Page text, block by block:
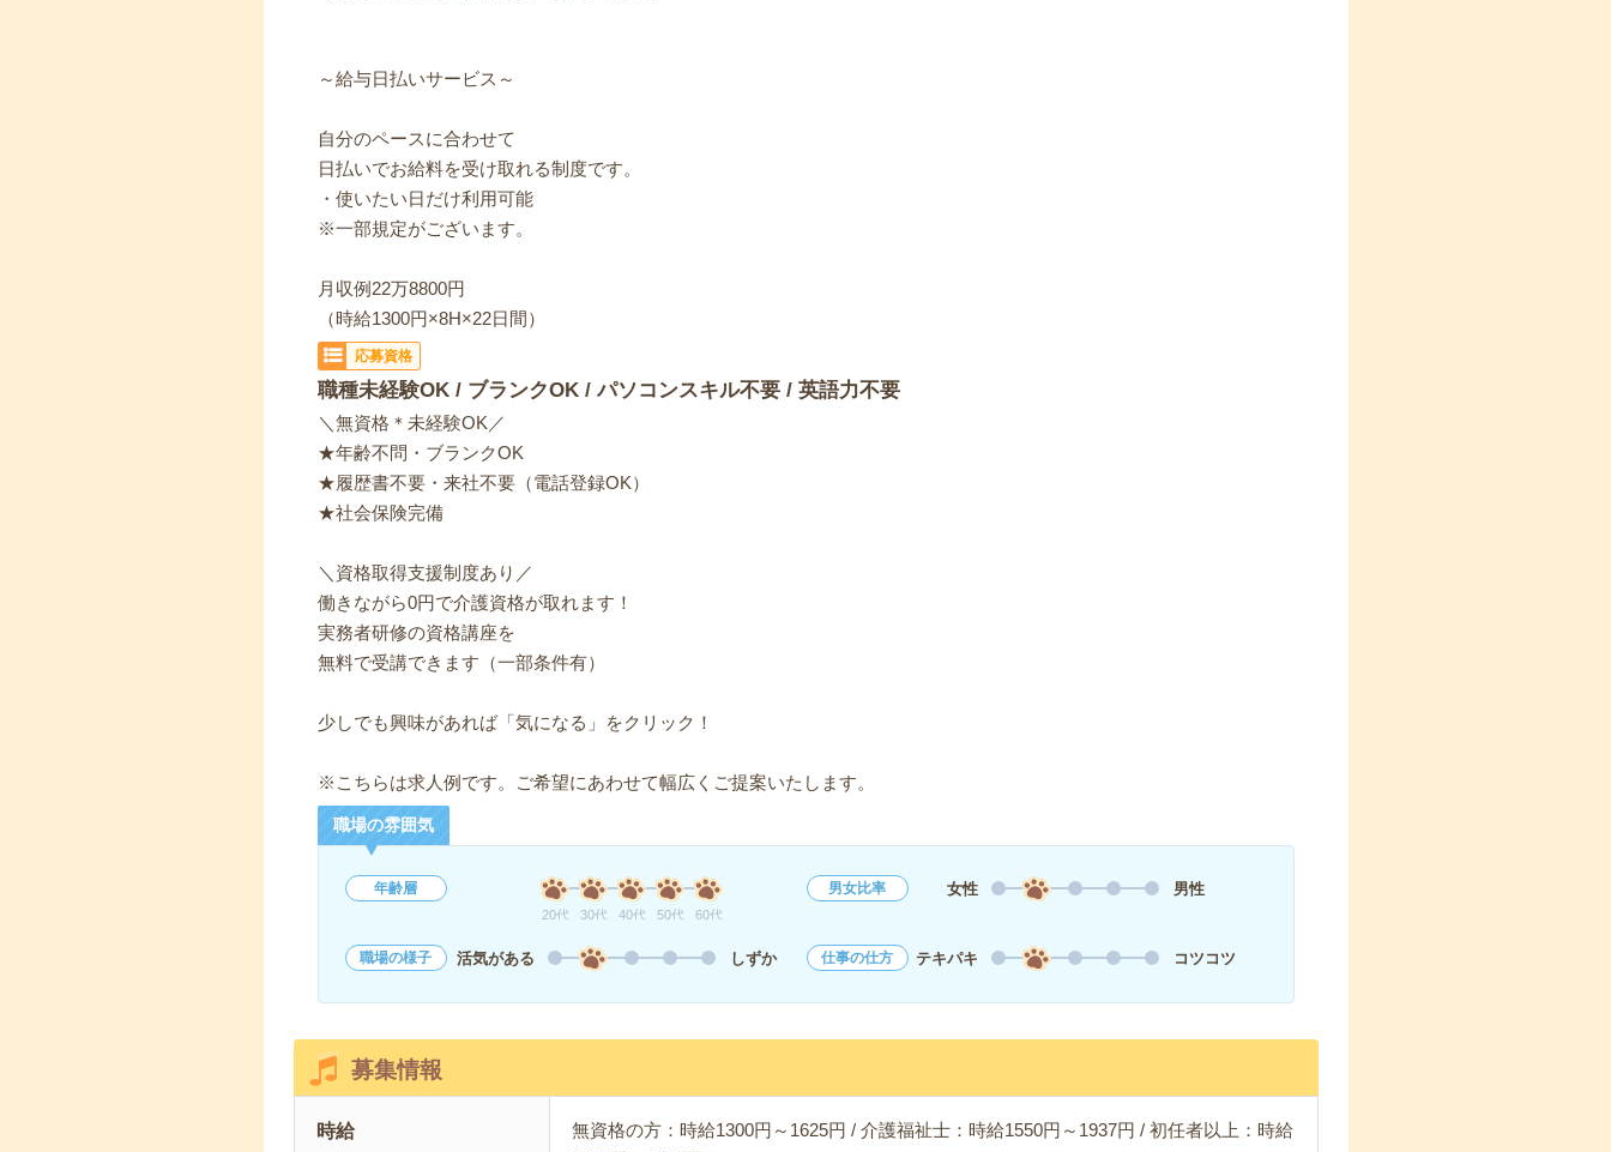
～給与日払いサービス～
自分のペースに合わせて
日払いでお給料を受け取れる制度です。
・使いたい日だけ利用可能
※一部規定がございます。
月収例22万8800円
（時給1300円×8H×22日間）
応募資格
職種未経験OK / ブランクOK / パソコンスキル不要 / 英語力不要
＼無資格＊未経験OK／
★年齢不問・ブランクOK
★履歴書不要・来社不要（電話登録OK）
★社会保険完備
＼資格取得支援制度あり／
働きながら0円で介護資格が取れます！
実務者研修の資格講座を
無料で受講できます（一部条件有）
少しでも興味があれば「気になる」をクリック！
※こちらは求人例です。ご希望にあわせて幅広くご提案いたします。
職場の雰囲気
年齢層
20代 30代 40代 50代 60代
男女比率 女性 男性
職場の様子 活気がある しずか 仕事の仕方 テキパキ コツコツ
募集情報
時給
無資格の方：時給1300円～1625円 / 介護福祉士：時給1550円～1937円 / 初任者以上：時給